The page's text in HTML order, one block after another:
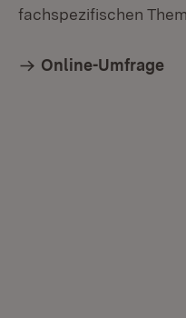
fachspezifischen
Online-Umfrage